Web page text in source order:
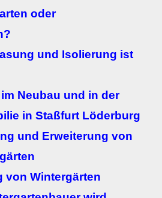
oder
und Isolierung ist
Neubau und in der
in Staßfurt Löderburg
und Erweiterung von
von Wintergärten